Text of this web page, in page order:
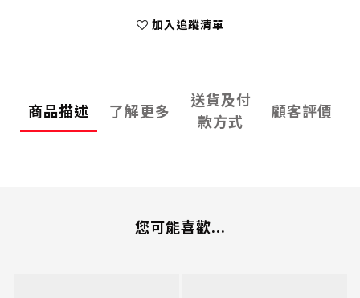
加入追蹤清單
商品描述 了解更多
送貨及付
款方式
顧客評價
您可能喜歡...